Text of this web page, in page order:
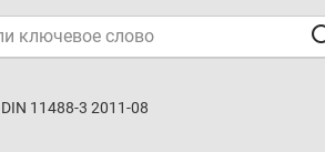
DIN 11488-3 2011-08